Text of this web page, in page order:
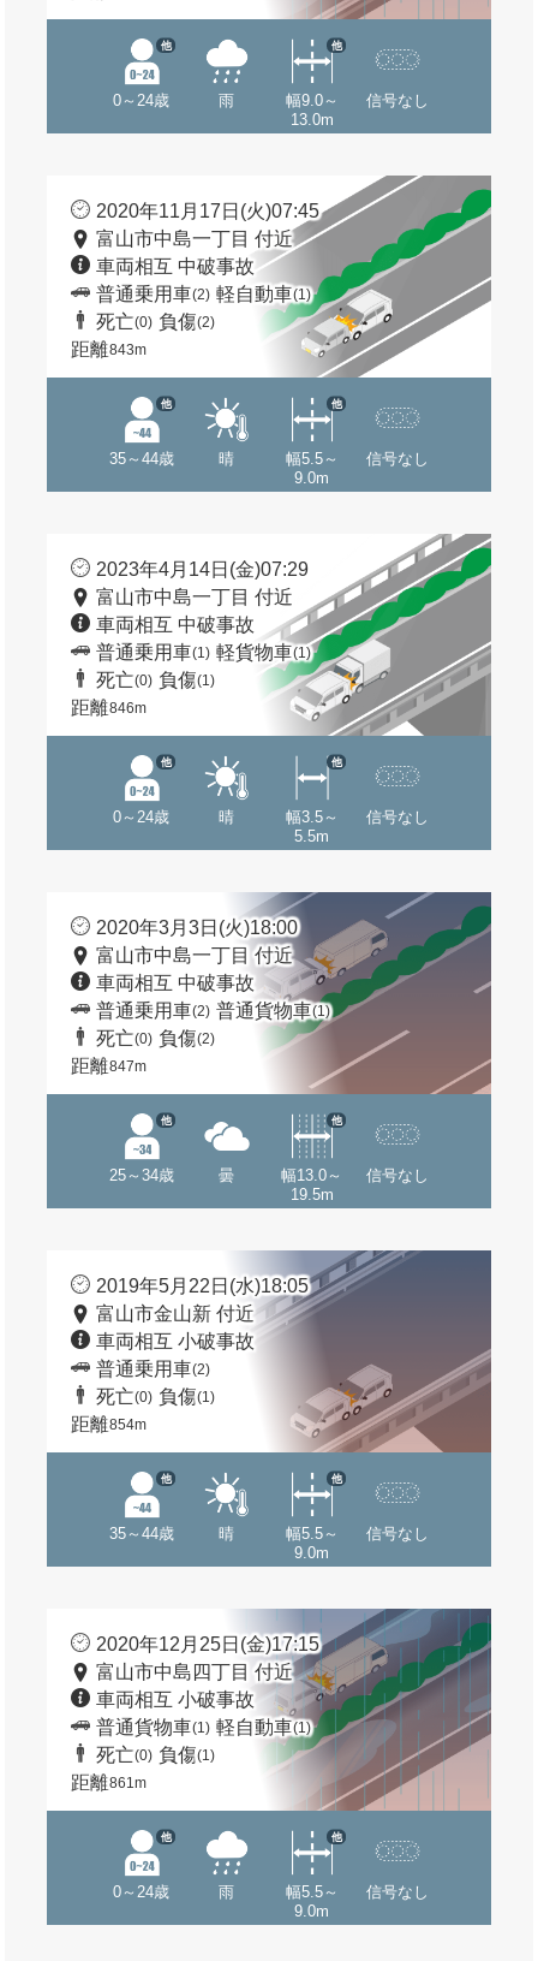
0～24歳
他
雨
幅9.0～
13.0m
他
信号なし
2020年11月17日(火)07:45
富山市中島一丁目 付近
車両相互 中破事故
普通乗用車(2) 軽自動車(1)
死亡(0) 負傷(2)
距離843m
35～44歳
他
晴
幅5.5～
9.0m
他
信号なし
2023年4月14日(金)07:29
富山市中島一丁目 付近
車両相互 中破事故
普通乗用車(1) 軽貨物車(1)
死亡(0) 負傷(1)
距離846m
0～24歳
他
晴
幅3.5～
5.5m
他
信号なし
2020年3月3日(火)18:00
富山市中島一丁目 付近
車両相互 中破事故
普通乗用車(2) 普通貨物車(1)
死亡(0) 負傷(2)
距離847m
25～34歳
他
曇
幅13.0～
19.5m
他
信号なし
2019年5月22日(水)18:05
富山市金山新 付近
車両相互 小破事故
普通乗用車(2)
死亡(0) 負傷(1)
距離854m
35～44歳
他
晴
幅5.5～
9.0m
他
信号なし
2020年12月25日(金)17:15
富山市中島四丁目 付近
車両相互 小破事故
普通貨物車(1) 軽自動車(1)
死亡(0) 負傷(1)
距離861m
0～24歳
他
雨
幅5.5～
9.0m
他
信号なし